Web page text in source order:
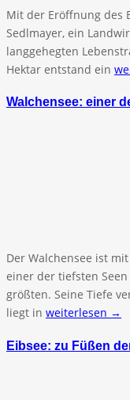
Mit der Eröffnung des
Sedlmayer, ein
langgehegten
Hektar entstand ein
Walchensee: einer
Der Walchensee ist
einer der tiefsten
größten. Seine Tiefe
liegt in weiterlesen →
Eibsee: zu Füßen